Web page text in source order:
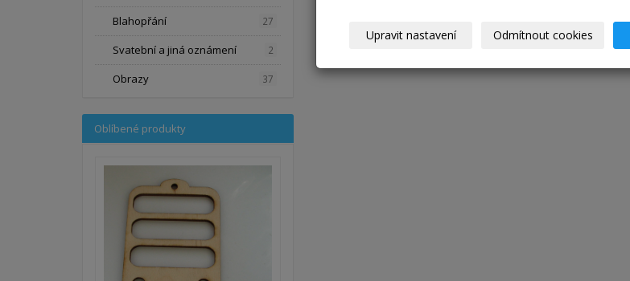
Blahopřání 27
Svatební a jiná oznámení 2
Obrazy 37
Oblíbené produkty
Upravit nastavení Odmítnout cookies